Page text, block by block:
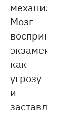
механизм.
Мозг
воспринимает
экзамен
как
угрозу
и
заставляет